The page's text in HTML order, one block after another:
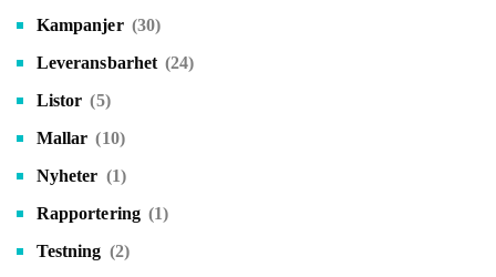
Kampanjer (30)
Leveransbarhet (24)
Listor (5)
Mallar (10)
Nyheter (1)
Rapportering (1)
Testning (2)